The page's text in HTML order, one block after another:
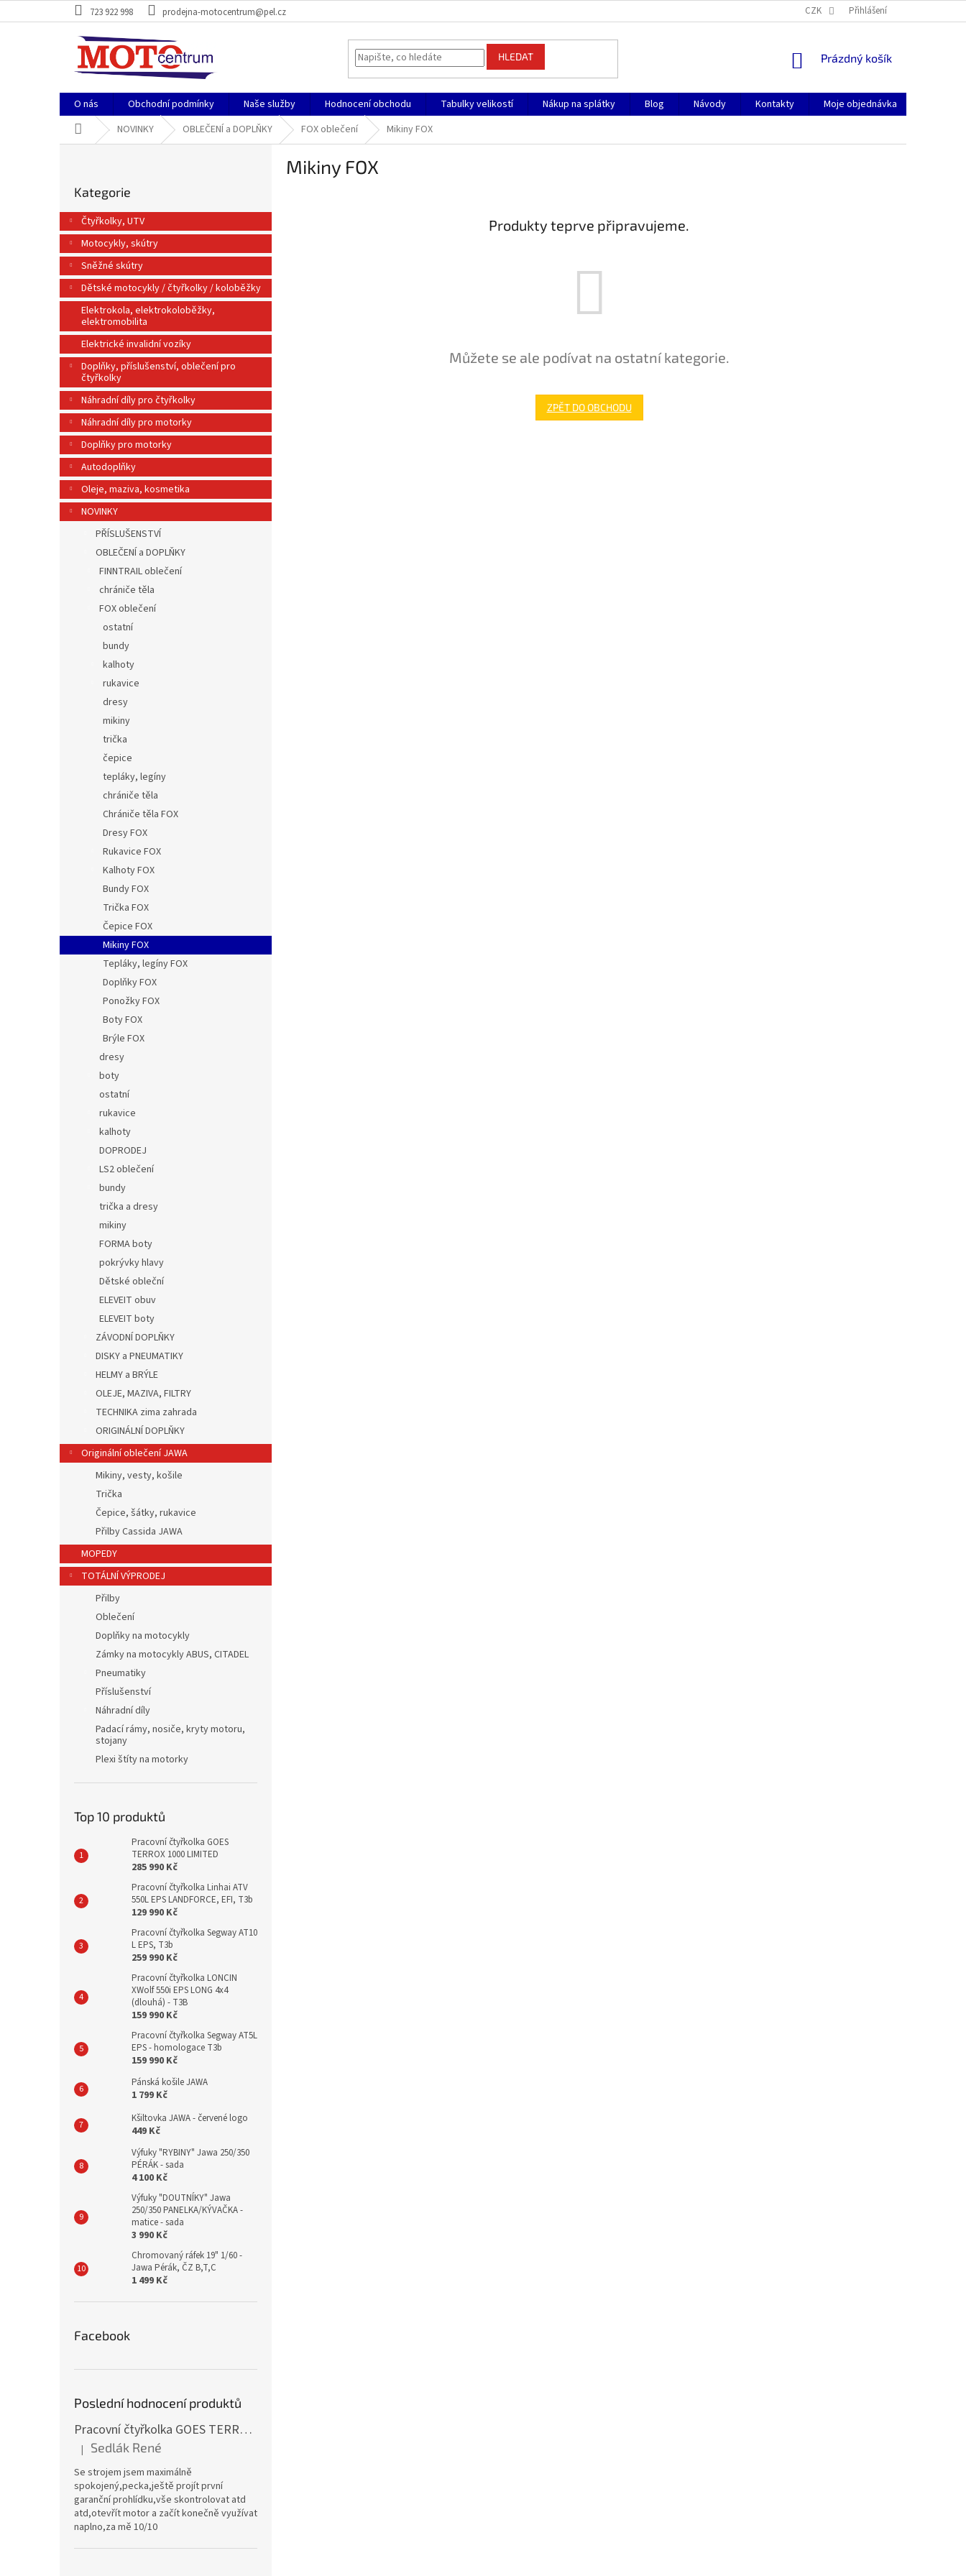
na
723 922 998 prodejna-motocentrum@pel.cz CZK Přihlášení
HLEDAT
NÁKUPNÍ
Prázdný košík
O nás Obchodní podmínky Naše služby Hodnocení obchodu Tabulky velikostí Nákup na splátky Blog Návody Kontakty
Moje objednávka
Domů NOVINKY OBLEČENÍ a DOPLŇKY FOX oblečení Mikiny FOX
r
a
n
í
p
l
kategorie
Kategorie
Čtyřkolky, UTV
Motocykly, skútry
Sněžné skútry
Dětské motocykly / čtyřkolky / koloběžky
Elektrokola, elektrokoloběžky,
elektromobilita
Elektrické invalidní vozíky
Doplňky, příslušenství, oblečení pro
čtyřkolky
Náhradní díly pro čtyřkolky
Náhradní díly pro motorky
Doplňky pro motorky
Autodoplňky
Oleje, maziva, kosmetika
NOVINKY
PŘÍSLUŠENSTVÍ
OBLEČENÍ a DOPLŇKY
FINNTRAIL oblečení
chrániče těla
FOX oblečení
ostatní
bundy
kalhoty
rukavice
dresy
mikiny
trička
čepice
tepláky, legíny
chrániče těla
Chrániče těla FOX
Dresy FOX
Rukavice FOX
Kalhoty FOX
Bundy FOX
Trička FOX
Čepice FOX
Mikiny FOX
Tepláky, legíny FOX
Doplňky FOX
Ponožky FOX
Boty FOX
Brýle FOX
dresy
boty
ostatní
rukavice
kalhoty
DOPRODEJ
LS2 oblečení
bundy
trička a dresy
mikiny
FORMA boty
pokrývky hlavy
Dětské obleční
ELEVEIT obuv
ELEVEIT boty
ZÁVODNÍ DOPLŇKY
DISKY a PNEUMATIKY
HELMY a BRÝLE
OLEJE, MAZIVA, FILTRY
TECHNIKA zima zahrada
ORIGINÁLNÍ DOPLŇKY
Originální oblečení JAWA
Mikiny, vesty, košile
Trička
Čepice, šátky, rukavice
Přilby Cassida JAWA
MOPEDY
TOTÁLNÍ VÝPRODEJ
Přilby
Oblečení
Doplňky na motocykly
Zámky na motocykly ABUS, CITADEL
Pneumatiky
Příslušenství
Náhradní díly
Padací rámy, nosiče, kryty motoru,
stojany
Plexi štíty na motorky
Top 10 produktů
Pracovní čtyřkolka GOES
TERROX 1000 LIMITED
285 990 Kč
Pracovní čtyřkolka Linhai ATV
550L EPS LANDFORCE, EFI, T3b
129 990 Kč
Pracovní čtyřkolka Segway AT10
L EPS, T3b
259 990 Kč
Pracovní čtyřkolka LONCIN
XWolf 550i EPS LONG 4x4
(dlouhá) - T3B
159 990 Kč
Pracovní čtyřkolka Segway AT5L
EPS - homologace T3b
159 990 Kč
Pánská košile JAWA
1 799 Kč
Kšiltovka JAWA - červené logo
449 Kč
Výfuky "RYBINY" Jawa 250/350
PÉRÁK - sada
4 100 Kč
Výfuky "DOUTNÍKY" Jawa
250/350 PANELKA/KÝVAČKA -
matice - sada
3 990 Kč
Chromovaný ráfek 19" 1/60 -
Jawa Pérák, ČZ B,T,C
1 499 Kč
Facebook
Poslední hodnocení produktů
Pracovní čtyřkolka GOES TERROX 400 T3B
Hodnocení produktu je 5 z 5 hvězdiček.
| Sedlák René
Se strojem jsem maximálně
spokojený,pecka,ještě projít první
garanční prohlídku,vše skontrolovat atd
atd,otevřít motor a začít konečně využívat
naplno,za mě 10/10
Mikiny FOX
Produkty teprve připravujeme.
Můžete se ale podívat na ostatní kategorie.
ZPĚT DO OBCHODU